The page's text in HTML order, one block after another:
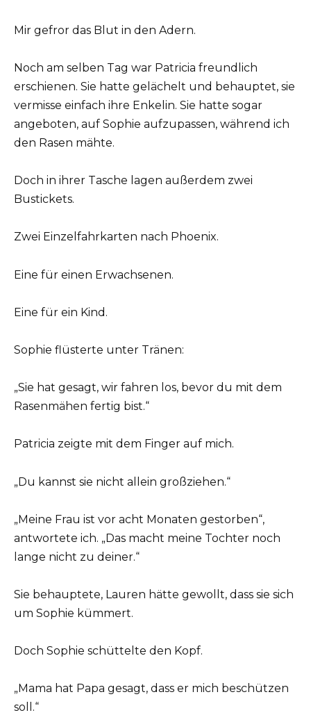
Mir gefror das Blut in den Adern.
Noch am selben Tag war Patricia freundlich
erschienen. Sie hatte gelächelt und behauptet, sie
vermisse einfach ihre Enkelin. Sie hatte sogar
angeboten, auf Sophie aufzupassen, während ich
den Rasen mähte.
Doch in ihrer Tasche lagen außerdem zwei
Bustickets.
Zwei Einzelfahrkarten nach Phoenix.
Eine für einen Erwachsenen.
Eine für ein Kind.
Sophie flüsterte unter Tränen:
„Sie hat gesagt, wir fahren los, bevor du mit dem
Rasenmähen fertig bist.“
Patricia zeigte mit dem Finger auf mich.
„Du kannst sie nicht allein großziehen.“
„Meine Frau ist vor acht Monaten gestorben“,
antwortete ich. „Das macht meine Tochter noch
lange nicht zu deiner.“
Sie behauptete, Lauren hätte gewollt, dass sie sich
um Sophie kümmert.
Doch Sophie schüttelte den Kopf.
„Mama hat Papa gesagt, dass er mich beschützen
soll.“